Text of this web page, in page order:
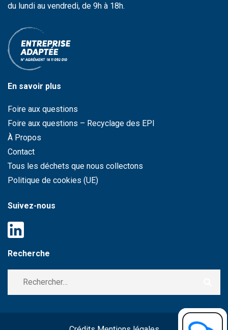
du lundi au vendredi, de 9h à 18h.
En savoir plus
Foire aux questions
Foire aux questions – Recyclage des EPI
À Propos
Contact
Tous les déchets que nous collectons
Politique de cookies (UE)
Suivez-nous
Recherche